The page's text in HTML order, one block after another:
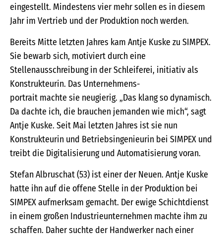
eingestellt. Mindestens vier mehr sollen es in diesem
Jahr im Vertrieb und der Produktion noch werden.
Bereits Mitte letzten Jahres kam Antje Kuske zu SIMPEX.
Sie bewarb sich, motiviert durch eine
Stellenausschreibung in der Schleiferei, initiativ als
Konstrukteurin. Das Unternehmens-
portrait machte sie neugierig. „Das klang so dynamisch.
Da dachte ich, die brauchen jemanden wie mich“, sagt
Antje Kuske. Seit Mai letzten Jahres ist sie nun
Konstrukteurin und Betriebsingenieurin bei SIMPEX und
treibt die Digitalisierung und Automatisierung voran.
Stefan Albruschat (53) ist einer der Neuen. Antje Kuske
hatte ihn auf die offene Stelle in der Produktion bei
SIMPEX aufmerksam gemacht. Der ewige Schichtdienst
in einem großen Industrieunternehmen machte ihm zu
schaffen. Daher suchte der Handwerker nach einer